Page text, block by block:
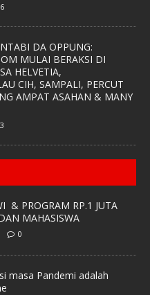
DA OPPUNG:
MULAI BERAKSI DI
HELVETIA,
CIH, SAMPALI, PERCUT
AMPAT ASAHAN & MANY
& PROGRAM RP.1 JUTA
MAHASISWA
0
masa Pandemi adalah